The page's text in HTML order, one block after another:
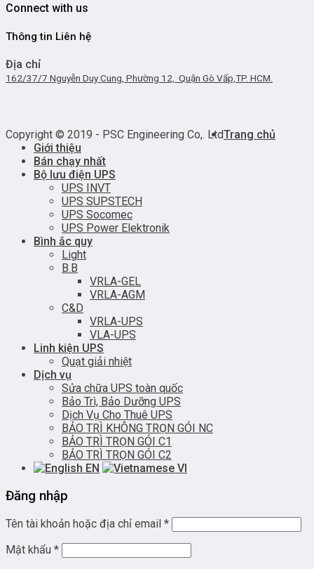
Connect with us
Thông tin Liên hệ
Địa chỉ
162/37/7 Nguyễn Duy Cung, Phường 12, Quận Gò Vấp,TP. HCM.
Copyright © 2019 - PSC Engineering Co,. LtdTrang chủ
Giới thiệu
Bán chạy nhất
Bộ lưu điện UPS
UPS INVT
UPS SUPSTECH
UPS Socomec
UPS Power Elektronik
Bình ắc quy
Light
B.B
VRLA-GEL
VRLA-AGM
C&D
VRLA-UPS
VLA-UPS
Linh kiện UPS
Quạt giải nhiệt
Dịch vụ
Sửa chữa UPS toàn quốc
Bảo Trì, Bảo Dưỡng UPS
Dịch Vụ Cho Thuê UPS
BẢO TRÌ KHÔNG TRỌN GÓI NC
BẢO TRÌ TRỌN GÓI C1
BẢO TRÌ TRỌN GÓI C2
EN
VI
Đăng nhập
Tên tài khoản hoặc địa chỉ email *
Mật khẩu *